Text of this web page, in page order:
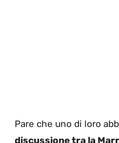
Pare che uno di loro
discussione tra la